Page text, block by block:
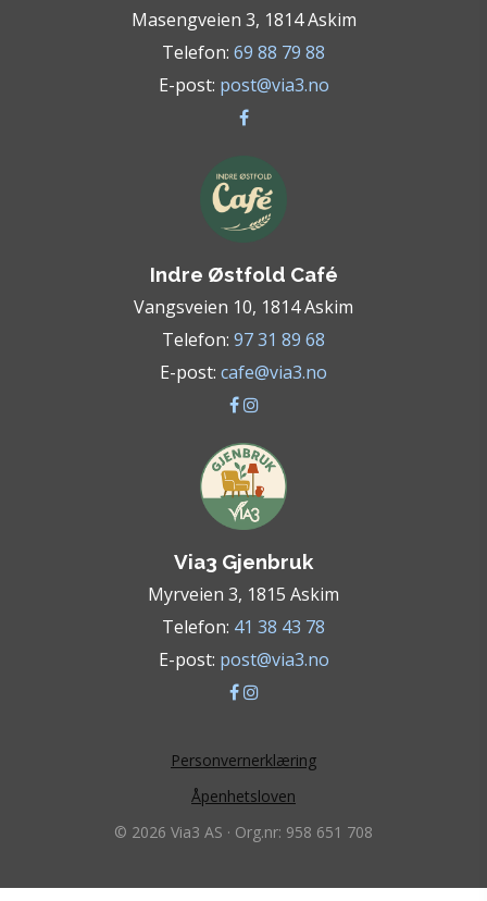
Masengveien 3, 1814 Askim
Telefon: 69 88 79 88
E-post: post@via3.no
Indre Østfold Café
Vangsveien 10, 1814 Askim
Telefon: 97 31 89 68
E-post: cafe@via3.no
Via3 Gjenbruk
Myrveien 3, 1815 Askim
Telefon: 41 38 43 78
E-post: post@via3.no
Personvernerklæring
Åpenhetsloven
© 2026 Via3 AS · Org.nr: 958 651 708